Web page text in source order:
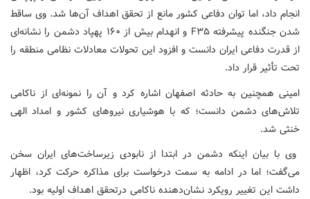
انجام داد، اما توان دفاعی کشور مانع از تحقق اهداف آن‌ها شد. وی ساقط
شدن جنگنده پیشرفته F۳۵ و انهدام بیش از ۱۶۰ پهپاد دشمن را نشانه‌ای
از قدرت دفاعی ایران دانست و افزود این تحولات معادلات نظامی منطقه را
تحت تأثیر قرار داد.
امینی همچنین به حادثه اصفهان اشاره کرد و آن را نمونه‌ای از ناکامی
تلاش‌های دشمن دانست؛ که با هوشیاری نیروهای کشور و امداد الهی
خنثی شد.
وی با بیان اینکه دشمن در ابتدا از نابودی زیرساخت‌های ایران سخن
می‌گفت؛ اما در ادامه به سمت درخواست برای مذاکره حرکت کرد، اظهار
داشت این تغییر رویکرد نشان‌دهنده ناکامی درتحقق اهداف اولیه بود.